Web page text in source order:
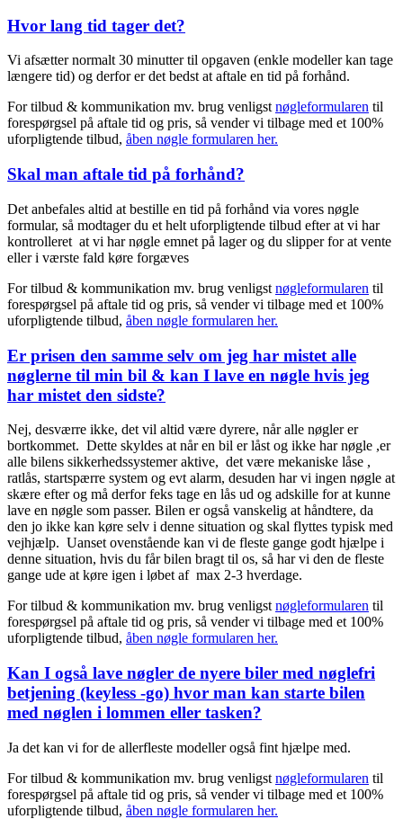
Hvor lang tid tager det?
Vi afsætter normalt 30 minutter til opgaven (enkle modeller kan tage
længere tid) og derfor er det bedst at aftale en tid på forhånd.
For tilbud & kommunikation mv. brug venligstnøgleformularen til
forespørgsel på aftale tid og pris, så vender vi tilbage med et 100%
uforpligtende tilbud, åben nøgle formularen her.
Skal man aftale tid på forhånd?
Det anbefales altid at bestille en tid på forhånd via vores nøgle
formular, så modtager du et helt uforpligtende tilbud efter at vi har
kontrolleret at vi har nøgle emnet på lager og du slipper for at vente
eller i værste fald køre forgæves
For tilbud & kommunikation mv. brug venligst nøgleformularen til
forespørgsel på aftale tid og pris, så vender vi tilbage med et 100%
uforpligtende tilbud, åben nøgle formularen her.
Er prisen den samme selv om jeg har mistet alle
nøglerne til min bil & kan I lave en nøgle hvis jeg
har mistet den sidste?
Nej, desværre ikke, det vil altid være dyrere, når alle nøgler er
bortkommet. Dette skyldes at når en bil er låst og ikke har nøgle ,er
alle bilens sikkerhedssystemer aktive, det være mekaniske låse ,
ratlås, startspærre system og evt alarm, desuden har vi ingen nøgle at
skære efter og må derfor feks tage en lås ud og adskille for at kunne
lave en nøgle som passer. Bilen er også vanskelig at håndtere, da
den jo ikke kan køre selv i denne situation og skal flyttes typisk med
vejhjælp. Uanset ovenstående kan vi de fleste gange godt hjælpe i
denne situation, hvis du får bilen bragt til os, så har vi den de fleste
gange ude at køre igen i løbet af max 2-3 hverdage.
For tilbud & kommunikation mv. brug venligst nøgleformularen til
forespørgsel på aftale tid og pris, så vender vi tilbage med et 100%
uforpligtende tilbud, åben nøgle formularen her.
Kan I også lave nøgler de nyere biler med nøglefri
betjening (keyless -go) hvor man kan starte bilen
med nøglen i lommen eller tasken?
Ja det kan vi for de allerfleste modeller også fint hjælpe med.
For tilbud & kommunikation mv. brug venligst nøgleformularen til
forespørgsel på aftale tid og pris, så vender vi tilbage med et 100%
uforpligtende tilbud, åben nøgle formularen her.